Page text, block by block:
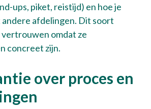
ups, piket, reistijd) en hoe je
afdelingen. Dit soort
omdat ze
concreet zijn.
over proces en